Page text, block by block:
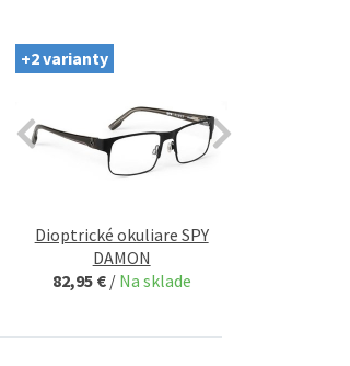
+2 varianty
Dioptrické okuliare SPY
DAMON
82,95 € / Na sklade